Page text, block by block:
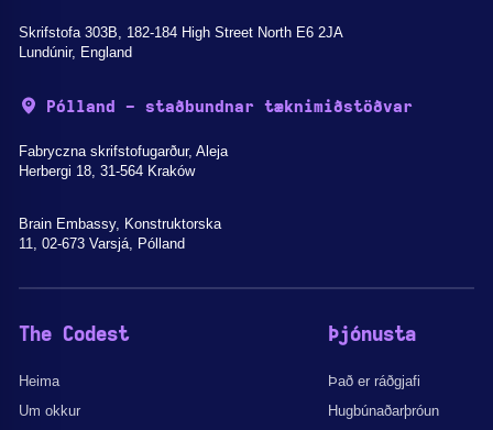
Skrifstofa 303B, 182-184 High Street North E6 2JA
Lundúnir, England
Pólland - staðbundnar tæknimiðstöðvar
Fabryczna skrifstofugarður, Aleja
Herbergi 18, 31-564 Kraków
Brain Embassy, Konstruktorska
11, 02-673 Varsjá, Pólland
The Codest
Heima
Um okkur
Þjónusta
Það er ráðgjafi
Hugbúnaðarþróun